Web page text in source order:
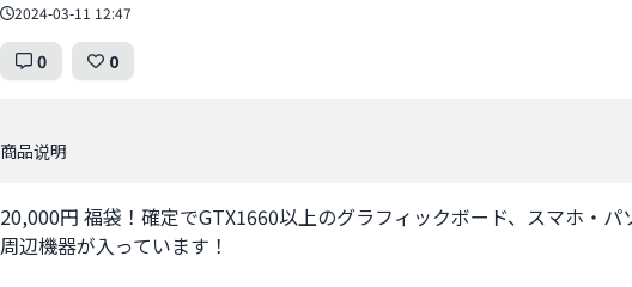
2024-03-11 12:47
0 0
商品说明
20,000円 福袋！確定でGTX1660以上のグラフィックボード、スマホ・パ
周辺機器が入っています！